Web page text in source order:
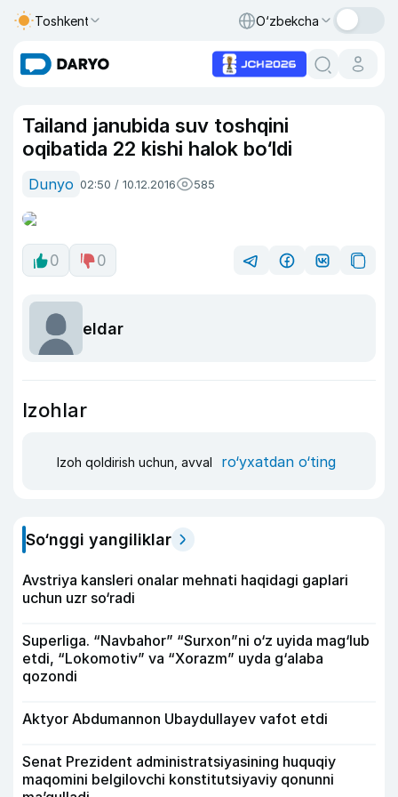
Toshkent O‘zbekcha
Tailand janubida suv toshqini
oqibatida 22 kishi halok bo‘ldi
Dunyo 02:50 / 10.12.2016 585
0 0
eldar
Izohlar
Izoh qoldirish uchun, avval ro‘yxatdan o‘ting
So‘nggi yangiliklar
Avstriya kansleri onalar mehnati haqidagi gaplari
uchun uzr so‘radi
Superliga. “Navbahor” “Surxon”ni o‘z uyida mag‘lub
etdi, “Lokomotiv” va “Xorazm” uyda g‘alaba
qozondi
Aktyor Abdu­mannon Ubaydullayev vafot etdi
Senat Prezident administratsiyasining huquqiy
maqomini belgilovchi konstitutsiyaviy qonunni